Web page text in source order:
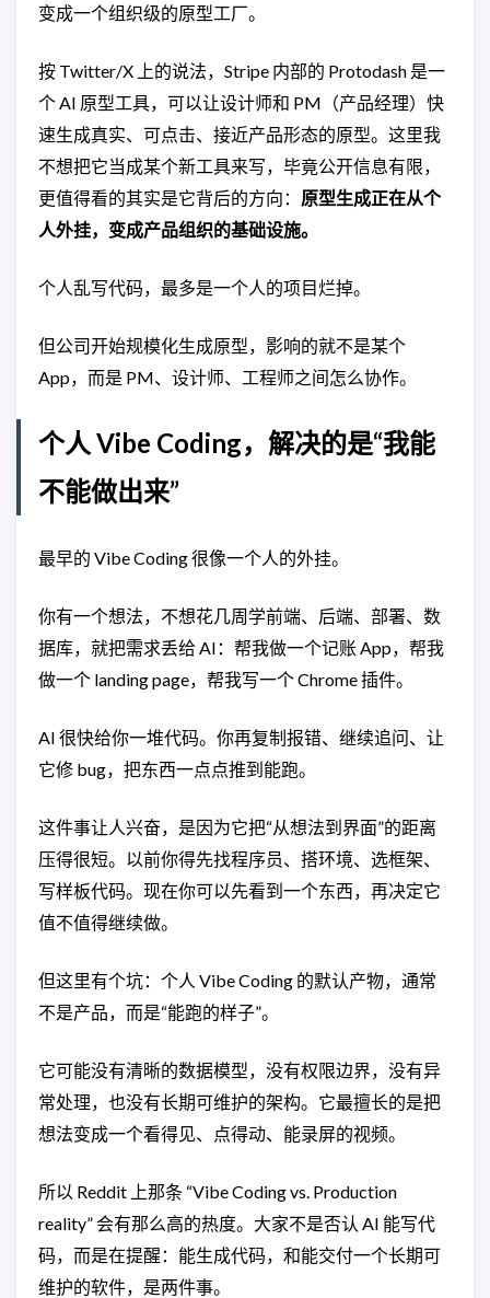
变成一个组织级的原型工厂。
按 Twitter/X 上的说法，Stripe 内部的 Protodash 是一
个 AI 原型工具，可以让设计师和 PM（产品经理）快
速生成真实、可点击、接近产品形态的原型。这里我
不想把它当成某个新工具来写，毕竟公开信息有限，
更值得看的其实是它背后的方向： 原型生成正在从个
人外挂，变成产品组织的基础设施。
个人乱写代码，最多是一个人的项目烂掉。
但公司开始规模化生成原型，影响的就不是某个
App，而是 PM、设计师、工程师之间怎么协作。
个人 Vibe Coding，解决的是“我能
不能做出来”
最早的 Vibe Coding 很像一个人的外挂。
你有一个想法，不想花几周学前端、后端、部署、数
据库，就把需求丢给 AI：帮我做一个记账 App，帮我
做一个 landing page，帮我写一个 Chrome 插件。
AI 很快给你一堆代码。你再复制报错、继续追问、让
它修 bug，把东西一点点推到能跑。
这件事让人兴奋，是因为它把“从想法到界面”的距离
压得很短。以前你得先找程序员、搭环境、选框架、
写样板代码。现在你可以先看到一个东西，再决定它
值不值得继续做。
但这里有个坑：个人 Vibe Coding 的默认产物，通常
不是产品，而是“能跑的样子”。
它可能没有清晰的数据模型，没有权限边界，没有异
常处理，也没有长期可维护的架构。它最擅长的是把
想法变成一个看得见、点得动、能录屏的视频。
所以 Reddit 上那条 “Vibe Coding vs. Production
reality” 会有那么高的热度。大家不是否认 AI 能写代
码，而是在提醒：能生成代码，和能交付一个长期可
维护的软件，是两件事。